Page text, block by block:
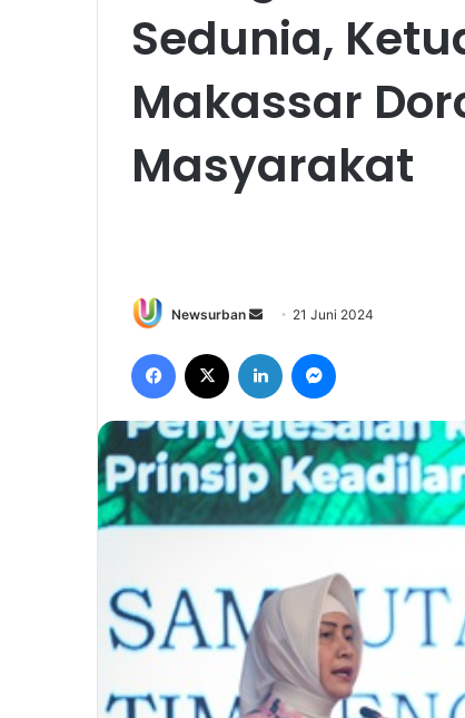
Sedunia,
Makassar
Masyarakat
Newsurban
Send
email
21 Juni 2024
Facebook LinkedIn